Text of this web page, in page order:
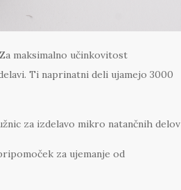
maksimalno učinkovitost
Ti naprinatni deli ujamejo 3000
za izdelavo mikro natančnih delov
za ujemanje od